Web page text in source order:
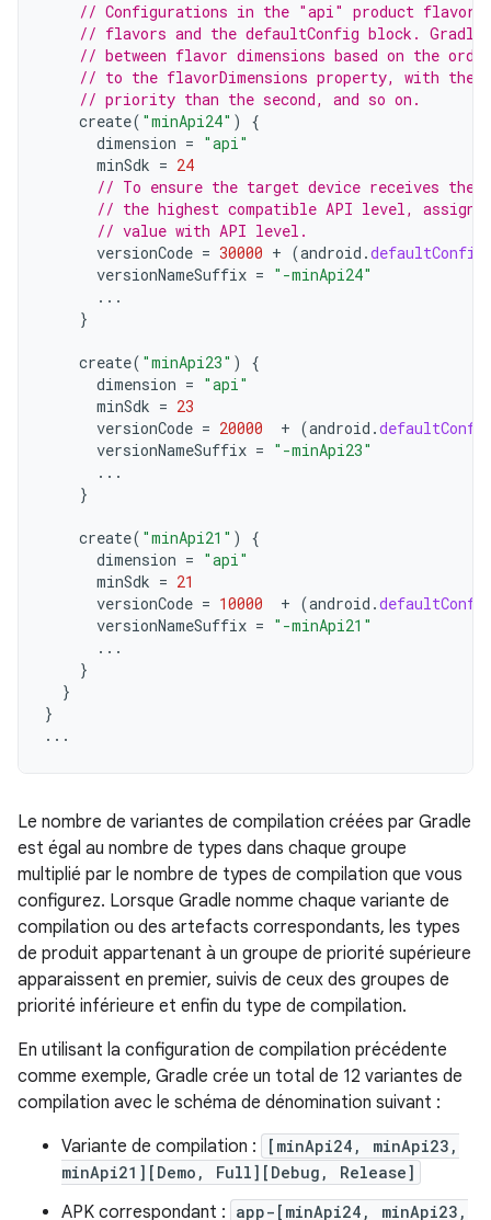
// Configurations in the "api" product flavors
// flavors and the defaultConfig block.
// between flavor dimensions based on the
// to the flavorDimensions property, with the
// priority than the second, and so on.
create( "minApi24" )
{
dimension = "api"
minSdk = 24
// To ensure the target device receives the
// the highest compatible API level, assign
// value with API level.
versionCode = 30000 + (android .defaultConfig
versionNameSuffix = "-minApi24"
...
}
create( "minApi23" )
{
dimension = "api"
minSdk = 23
versionCode = 20000 + (android .
versionNameSuffix = "-minApi23"
...
}
create( "minApi21" )
{
dimension = "api"
minSdk = 21
versionCode = 10000 + (android .
versionNameSuffix = "-minApi21"
...
}
}
}
...
Le nombre de variantes de compilation créées par Gradle
est égal au nombre de types dans chaque groupe
multiplié par le nombre de types de compilation que vous
configurez. Lorsque Gradle nomme chaque variante de
compilation ou des artefacts correspondants, les types
de produit appartenant à un groupe de priorité supérieure
apparaissent en premier, suivis de ceux des groupes de
priorité inférieure et enfin du type de compilation.
En utilisant la configuration de compilation précédente
comme exemple, Gradle crée un total de 12 variantes de
compilation avec le schéma de dénomination suivant :
Variante de compilation :
[minApi24, minApi23,
minApi21][Demo, Full][Debug, Release]
APK correspondant : app-[minApi24, minApi23,